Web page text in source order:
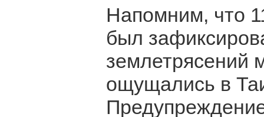
Напомним, что
был
землетрясений
ощущались в